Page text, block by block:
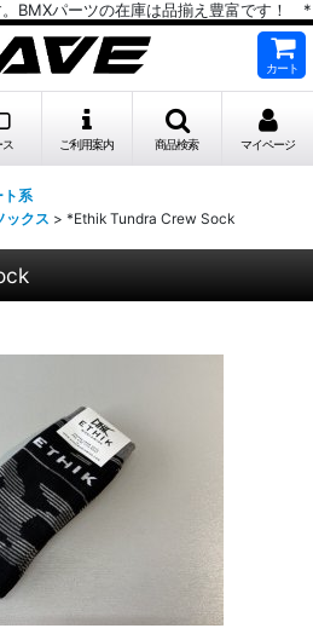
BMXパーツの在庫は品揃え豊富です！ *
カート
ス ご利用案内 商品検索 マイページ
ト系
ックス > *Ethik Tundra Crew Sock